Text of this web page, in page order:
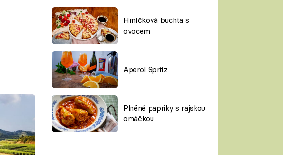
Hrníčková buchta s
ovocem
Aperol Spritz
Plněné papriky s rajskou
omáčkou